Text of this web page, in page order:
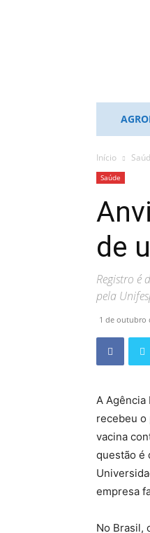
Início
Saúde
de
Registro é
pela
1 de outubro
A Agência
recebeu
vacina
questão é
empresa
No Brasil,